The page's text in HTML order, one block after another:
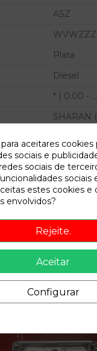
ASZ
Plata
Diesel
* | 0.00 - ...
SHARAN
de: 2022-04-06
expansion para
... | 0.00 - ...
poderá
aceitares cookies
sociais e
sociais de
sociais
estes cookies
envolvidos?
Rejeite.
Aceitar
Configurar